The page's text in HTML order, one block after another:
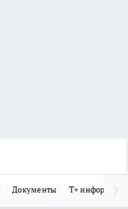
Документы Т+